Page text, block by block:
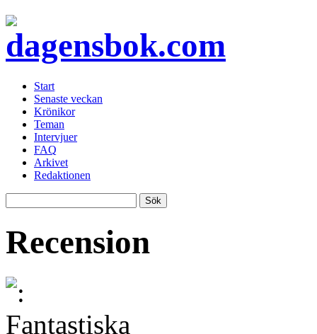
Start
Senaste veckan
Krönikor
Teman
Intervjuer
FAQ
Arkivet
Redaktionen
Recension